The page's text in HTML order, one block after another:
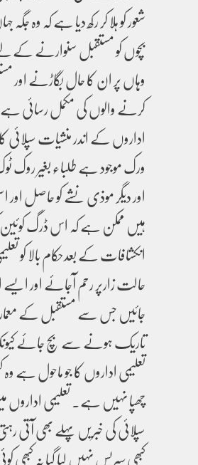
شعور کو ہلا کر رکھ دیا ہے کہ وہ
بچوں کو مستقبل سنوارنے کے
وہاں پر ان کا حال بگاڑنے اور
کرنے والوں کی مکمل رسائی ہے
اداروں کے اندر منشیات
ورک موجود ہے طلباء بغیر
اور دیگر موذی نشے کو حاصل اور
ہیں ممکن ہے کہ اس ڈرگ کوئین
انکشافات کے بعدحکام بالا کو
حالت زارپر رحم آجائے اور
جائیں جس سے مستقبل کے
تاریک ہونے سے بچ جائے
تعلیمی اداروں کا جو ماحول ہے
چھپا نہیں ہے۔ تعلیمی اداروں
سپلائی کی خبریں پہلے بھی آتی